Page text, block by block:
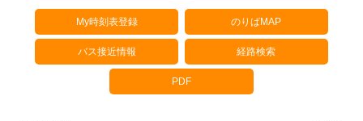
My時刻表登録 のりばMAP
バス接近情報 経路検索
PDF